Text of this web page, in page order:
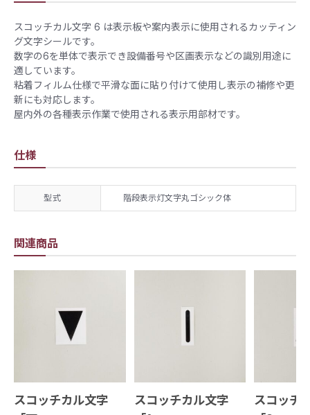
関連商品
スコッチカル文字
スコッチカル文字
スコッチ
スコッチカル文字 6 は表示板や案内表示に使用されるカッティン
グ文字シールです。
数字の6を単体で表示でき設備番号や区画表示などの識別用途に
適しています。
粘着フィルム仕様で平滑な面に貼り付けて使用し表示の補修や更
新にも対応します。
屋内外の各種表示作業で使用される表示用部材です。
仕様
型式 階段表示灯文字丸ゴシック体